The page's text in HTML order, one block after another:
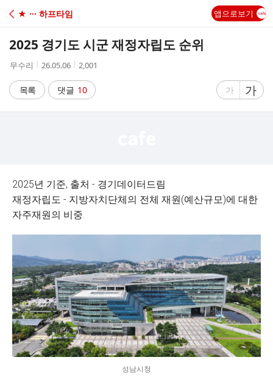
C
A
★ ··· 하프타임 앱으로보기
2025 경기도 시군 재정자립도 순위
작
자
무수리
작
시
간
26.05.06
조
수
2,001
목록 댓글 10
글
가
글
자
가
2025년 기준, 출처 - 경기데이터드림
재정자립도 - 지방자치단체의 전체 재원(예산규모)에 대한
자주재원의 비중.
성남시청